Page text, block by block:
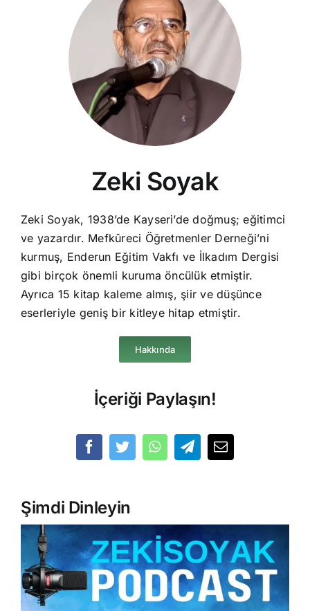
Zeki Soyak
Zeki Soyak, 1938’de Kayseri’de doğmuş; eğitimci
ve yazardır. Mefkûreci Öğretmenler Derneği’ni
kurmuş, Enderun Eğitim Vakfı ve İlkadım Dergisi
gibi birçok önemli kuruma öncülük etmiştir.
Ayrıca 15 kitap kaleme almış, şiir ve düşünce
eserleriyle geniş bir kitleye hitap etmiştir.
Hakkında
İçeriği Paylaşın!
Şimdi Dinleyin